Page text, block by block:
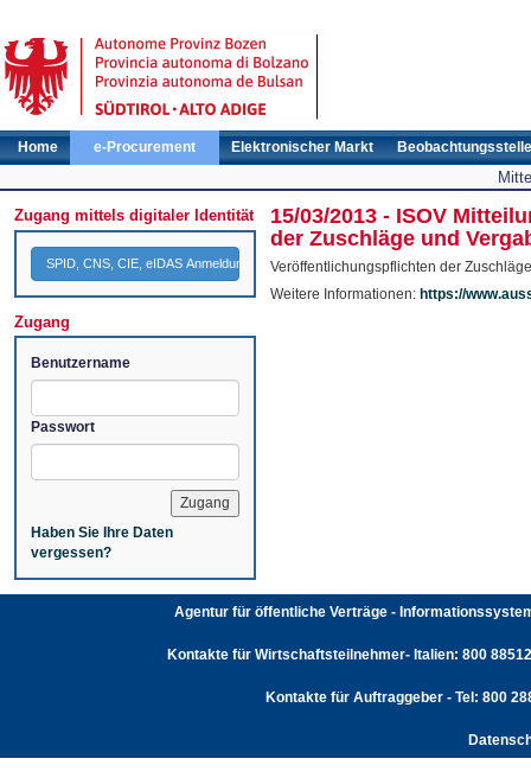
Home e-Procurement Elektronischer Markt Beobachtungsstelle
Zugang mittels digitaler Identität
SPID, CNS, CIE, eIDAS Anmeldung
Zugang
Benutzername
Passwort
Haben Sie Ihre Daten
vergessen?
15/03/2013 - ISOV
der Zuschläge und
Veröffentlichungspflichten der
Weitere Informationen: https://
Agentur für öffentliche Verträge -
Kontakte für Wirtschaftsteilnehmer- Italien: 800
Kontakte für Auftraggeber - Tel: 800